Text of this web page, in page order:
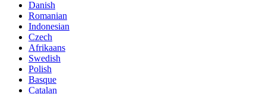
Danish
Romanian
Indonesian
Czech
Afrikaans
Swedish
Polish
Basque
Catalan